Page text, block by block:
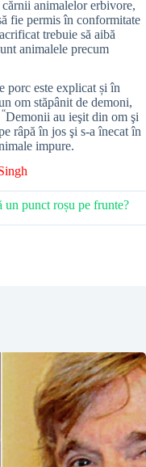
animalelor erbivore,
fie permis în conformitate
trebuie să aibă
animalele precum
porc este explicat și în
om stăpânit de demoni,
“Demonii au ieşit din om şi
râpă în jos şi s-a înecat în
impure.
un punct roșu pe frunte?